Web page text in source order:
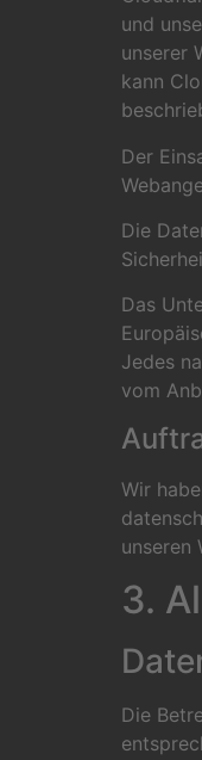
und
unserer
kann
Der
Die
Das
Jedes
vom
Wir
unseren
3.
Die